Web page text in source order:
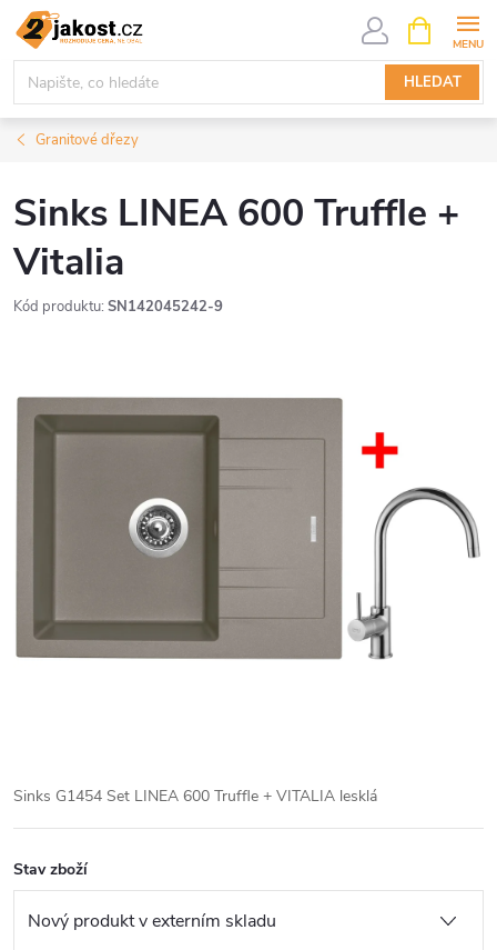
Přejít
obsah
HLEDAT
NÁKUPNÍ
KOŠÍK
Granitové dřezy
Sinks LINEA 600 Truffle +
Vitalia
Kód produktu: SN142045242-9
Sinks G1454 Set LINEA 600 Truffle + VITALIA lesklá
Stav zboží